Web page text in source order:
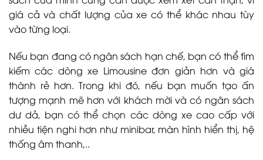
giá cả và chất lượng của xe có thể khác nhau tùy
vào từng loại.
Nếu bạn đang có ngân sách hạn chế, bạn có thể tìm
kiếm các dòng xe Limousine đơn giản hơn và giá
thành rẻ hơn. Trong khi đó, nếu bạn muốn tạo ấn
tượng mạnh mẽ hơn với khách mời và có ngân sách
dư dả, bạn có thể chọn các dòng xe cao cấp với
nhiều tiện nghi hơn như minibar, màn hình hiển thị, hệ
thống âm thanh,..